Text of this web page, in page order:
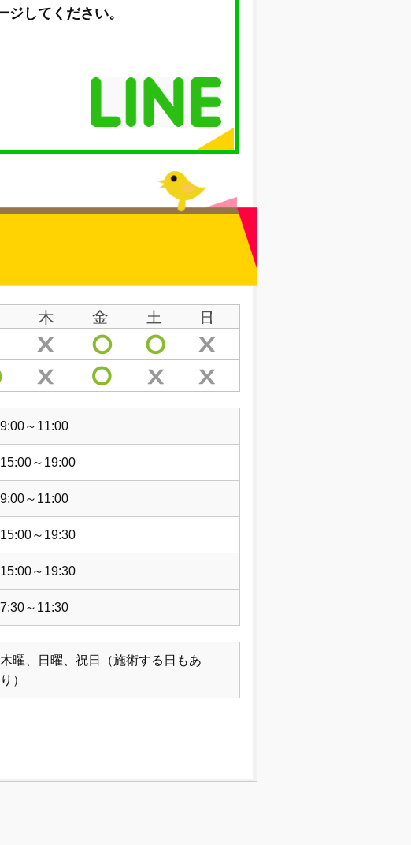
してください。
9:00～11:00
15:00～19:00
9:00～11:00
15:00～19:30
15:00～19:30
7:30～11:30
木曜、日曜、祝日（施術する日もあ
り）